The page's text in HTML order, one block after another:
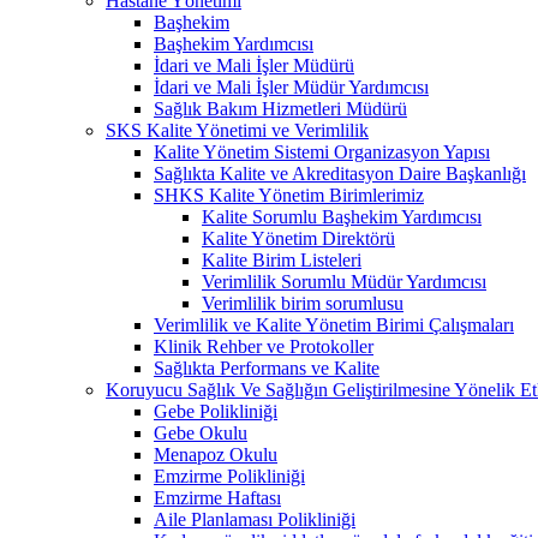
Başhekim
Başhekim Yardımcısı
İdari ve Mali İşler Müdürü
İdari ve Mali İşler Müdür Yardımcısı
Sağlık Bakım Hizmetleri Müdürü
SKS Kalite Yönetimi ve Verimlilik
Kalite Yönetim Sistemi Organizasyon Yapısı
Sağlıkta Kalite ve Akreditasyon Daire Başkanlığı
SHKS Kalite Yönetim Birimlerimiz
Kalite Sorumlu Başhekim Yardımcısı
Kalite Yönetim Direktörü
Kalite Birim Listeleri
Verimlilik Sorumlu Müdür Yardımcısı
Verimlilik birim sorumlusu
Verimlilik ve Kalite Yönetim Birimi Çalışmaları
Klinik Rehber ve Protokoller
Sağlıkta Performans ve Kalite
Koruyucu Sağlık Ve Sağlığın Geliştirilmesine Yönelik
Gebe Polikliniği
Gebe Okulu
Menapoz Okulu
Emzirme Polikliniği
Emzirme Haftası
Aile Planlaması Polikliniği